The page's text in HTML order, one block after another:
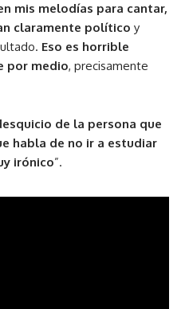
mis melodías para cantar,
claramente político y
Eso es horrible
por medio, precisamente
de la persona que
habla de no ir a estudiar
irónico”.